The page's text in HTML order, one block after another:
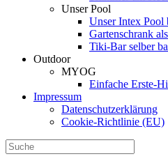
Unser Pool
Unser Intex Pool
Gartenschrank
Tiki-Bar selber
Outdoor
MYOG
Einfache Erste-
Impressum
Datenschutzerklärung
Cookie-Richtlinie (EU)